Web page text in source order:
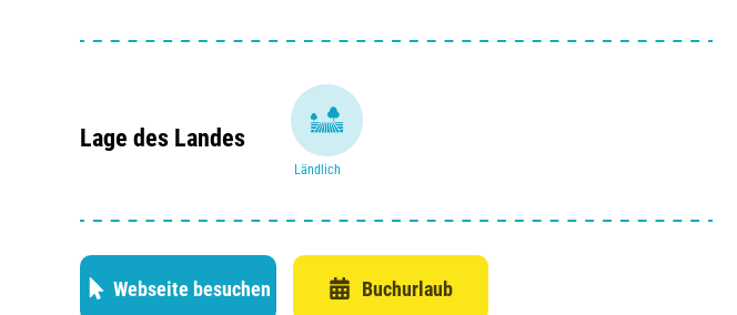
Lage des Landes
Ländlich
Webseite besuchen Buchurlaub